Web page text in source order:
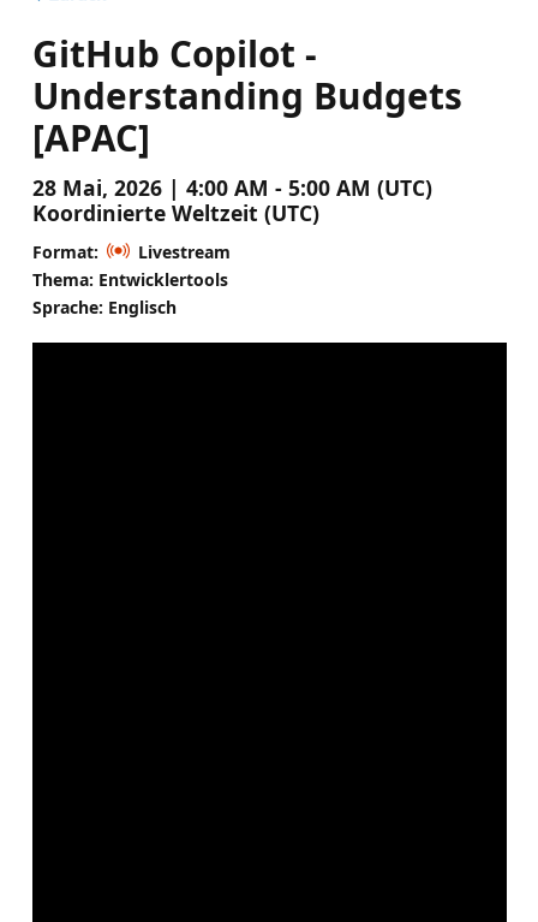
GitHub Copilot -
Understanding Budgets
[APAC]
28 Mai, 2026 | 4:00 AM - 5:00 AM (UTC)
Koordinierte Weltzeit (UTC)
Format:
Livestream
Thema: Entwicklertools
Sprache: Englisch